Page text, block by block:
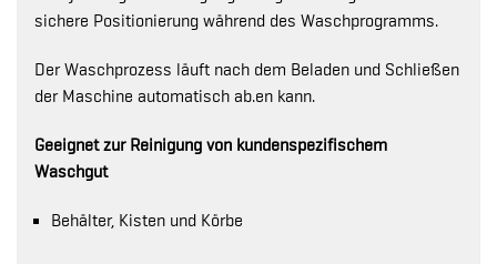
sichere Positionierung während des Waschprogramms.
Der Waschprozess läuft nach dem Beladen und Schließen
der Maschine automatisch ab.en kann.
Geeignet zur Reinigung von kundenspezifischem
Waschgut
Behälter, Kisten und Körbe